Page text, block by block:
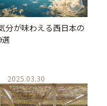
分が味わえる西日本の
選
2025.03.30